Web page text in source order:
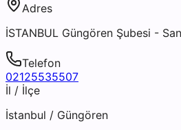
Adres
İSTANBUL Güngören Şubesi -
Telefon
02125535507
İl / İlçe
İstanbul / Güngören